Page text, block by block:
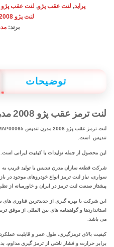
پراید, لنت عقب پژو, لنت عقب پژو
لنت پژو 2008
برند:
توضیحات
لنت ترمز عقب پژو 2008 مدرن تندیس MAP00065
تندیس است.
این محصول از جمله تولیدات با کیفیت ایرانی است.
سواری، نیاز لنت ترمز انواع خودروهای موجود در
پیشتاز صنعت لنت ترمز در ایران و خاورمیانه از
این شرکت با بهره‌ گیری از جدیدترین‌ فناوری‌ های
استانداردها و گواهینامه‌ های بین ‌المللی از موفق
می باشد.
کیفیت بالای ترمزگیری، طول عمر و قابلیت عملکرد
برابر حرارت و فشار ناشی از ترمز گیری مداوم،